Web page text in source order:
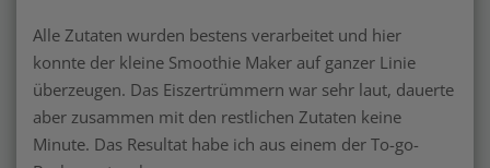
Alle Zutaten wurden bestens verarbeitet und hier
konnte der kleine Smoothie Maker auf ganzer Linie
überzeugen. Das Eiszertrümmern war sehr laut, dauerte
aber zusammen mit den restlichen Zutaten keine
Minute. Das Resultat habe ich aus einem der To-go-